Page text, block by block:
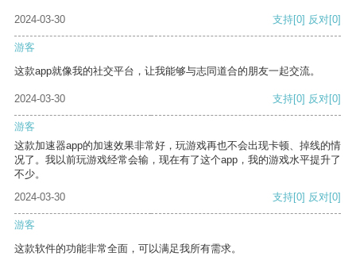
2024-03-30 支持[0] 反对[0]
游客
这款app就像我的社交平台，让我能够与志同道合的朋友一起交流。
2024-03-30 支持[0] 反对[0]
游客
这款加速器app的加速效果非常好，玩游戏再也不会出现卡顿、掉线的情
况了。我以前玩游戏经常会输，现在有了这个app，我的游戏水平提升了
不少。
2024-03-30
支持[0] 反对[0]
游客
这款软件的功能非常全面，可以满足我所有需求。